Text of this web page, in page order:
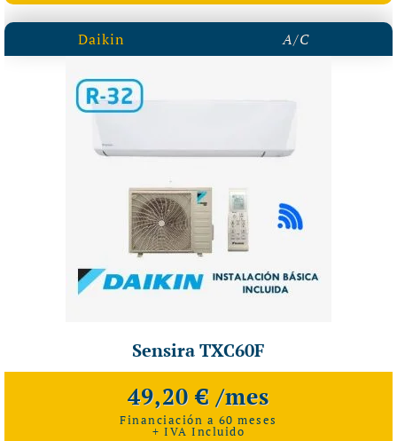
Daikin A/C
Sensira TXC60F
49,20 € /mes
Financiación a 60 meses
+ IVA Incluido